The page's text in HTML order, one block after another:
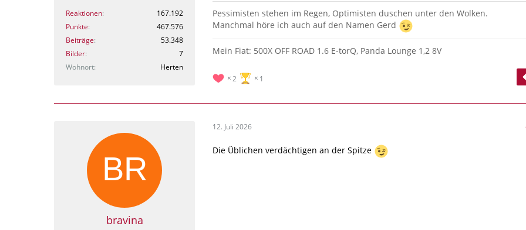
Reaktionen
167.192
Punkte
467.576
Beiträge
53.348
Bilder
7
Wohnort
Herten
Pessimisten stehen im Regen, Optimisten duschen unter den Wolken.
Manchmal höre ich auch auf den Namen Gerd
Mein Fiat: 500X OFF ROAD 1.6 E-torQ, Panda Lounge 1,2 8V
2 1
bravina
12. Juli 2026
Die Üblichen verdächtigen an der Spitze